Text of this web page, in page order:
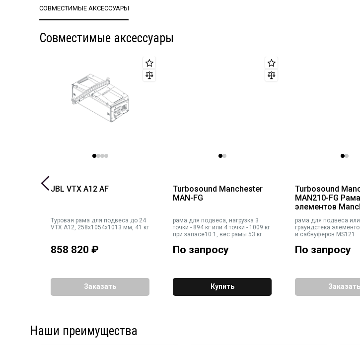
СОВМЕСТИМЫЕ АКСЕССУАРЫ
Совместимые аксессуары
JBL VTX A12 AF
Туровая рама для подвеса до 24
VTX A12, 258x1054x1013 мм, 41 кг
858 820 ₽
Заказать
Turbosound Manchester
MAN-FG
рама для подвеса, нагрузка 3
точки - 894 кг или 4 точки - 1009 кг
при запасе10:1, вес рамы 53 кг
По запросу
Купить
Turbosound
MAN210-FG
элементов
рама для подвеса или
граундстека
и сабвуферов MS121
По запросу
Заказать
Наши преимущества